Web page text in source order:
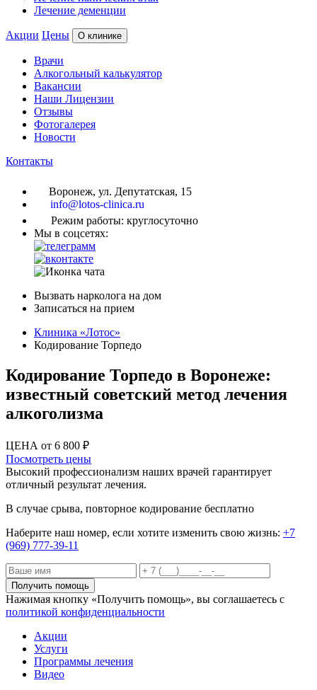
Лечение деменции
Акции Цены О клинике
Врачи
Алкогольный калькулятор
Вакансии
Наши Лицензии
Отзывы
Фотогалерея
Новости
Контакты
Воронеж, ул. Депутатская, 15
info@lotos-clinica.ru
Режим работы: круглосуточно
Мы в соцсетях:
Вызвать нарколога на дом
Записаться на прием
Клиника «Лотос»
Кодирование Торпедо
Кодирование Торпедо в Воронеже:
известный советский метод лечения
алкоголизма
ЦЕНА от 6 800 ₽
Посмотреть цены
Высокий профессионализм наших врачей гарантирует
отличный результат лечения.
В случае срыва, повторное кодирование бесплатно
Наберите наш номер, если хотите изменить свою жизнь: +7
(969) 777-39-11
Получить помощь
Нажимая кнопку «Получить помощь», вы соглашаетесь с
политикой конфиденциальности
Акции
Услуги
Программы лечения
Видео